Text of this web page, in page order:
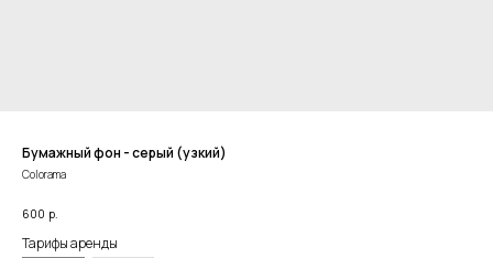
Бумажный фон - серый (узкий)
Colorama
600 р.
Тарифы аренды